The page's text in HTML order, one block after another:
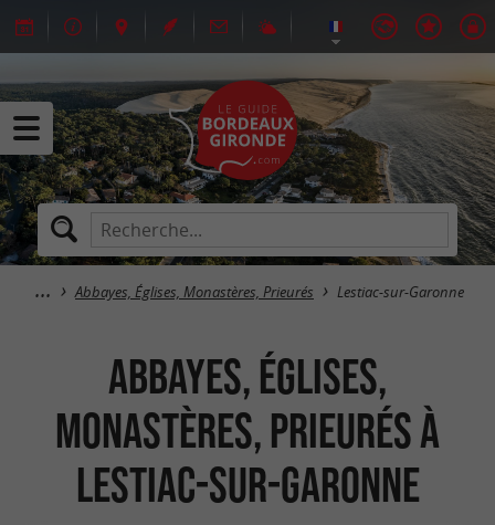
Abbayes, Églises, Monastères, Prieurés Lestiac-sur-Garonne
Abbayes, Églises,
Monastères, Prieurés à
Lestiac-sur-Garonne